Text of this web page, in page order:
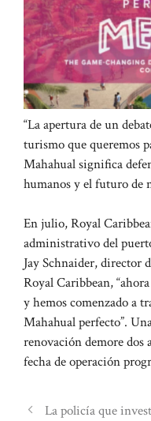
“La apertura de un
turismo que queremos
Mahahual significa
humanos y el futuro de
En julio, Royal
administrativo del
Jay Schnaider, director
Royal Caribbean,
y hemos comenzado a
Mahahual perfecto”.
renovación demore dos
fecha de operación
La policía que